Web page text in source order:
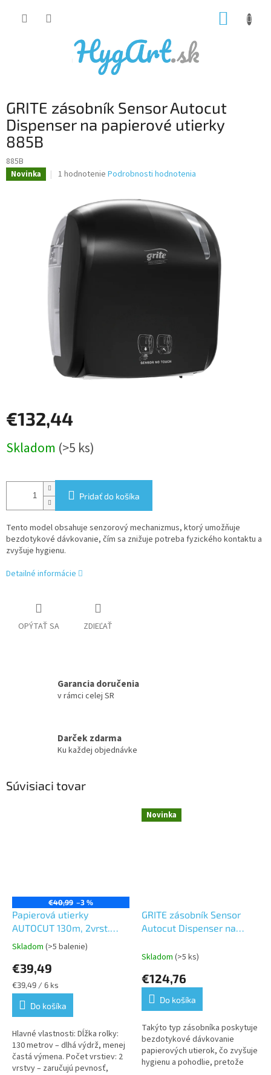
GRITE zásobník Sensor Autocut
Dispenser na papierové utierky
885B
885B
Novinka
Priemerné
5,0
z
5
hviezdičiek.
1 hodnotenie Podrobnosti hodnotenia
€132,44
cena:
Skladom (>5 ks)
Pridať do košíka
Tento model obsahuje senzorový mechanizmus, ktorý umožňuje
bezdotykové dávkovanie, čím sa znižuje potreba fyzického kontaktu a
zvyšuje hygienu.
Detailné informácie
OPÝTAŤ SA ZDIEĽAŤ
Garancia doručenia
v rámci celej SR
Darček zdarma
Ku každej objednávke
Súvisiaci tovar
€40,99 –3 %
Papierová utierky
AUTOCUT 130m, 2vrst.
100% celulóza 6ks/bal.
Priemerné
produktu
je
5,0
5
hviezdičiek.
Skladom (>5 balenie)
€39,49
Jednotková
cena:
€39,49 / 6 ks
Do košíka
Hlavné vlastnosti: Dĺžka rolky:
130 metrov – dlhá výdrž, menej
častá výmena. Počet vrstiev: 2
vrstvy – zaručujú pevnosť,
Novinka
GRITE zásobník Sensor
Autocut Dispenser na
Skladom (>5 ks)
€124,76
Do košíka
Takýto typ zásobníka poskytuje
bezdotykové dávkovanie
papierových utierok, čo zvyšuje
hygienu a pohodlie, pretože